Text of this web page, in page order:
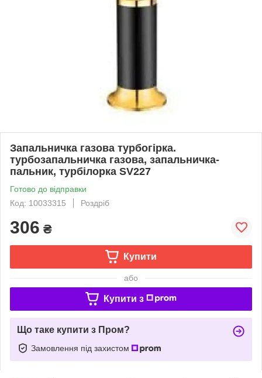
Запальничка газова турбогірка.
турбозапальничка газова, запальничка-
пальник, турбілорка SV227
Готово до відправки
Код: 10033315
Роздріб
306 ₴
Купити
або
Купити з
Що таке купити з Пром?
Замовлення під захистом